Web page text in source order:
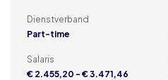
Dienstverband
Part-time
Salaris
€ 2.455,20 - € 3.471,46